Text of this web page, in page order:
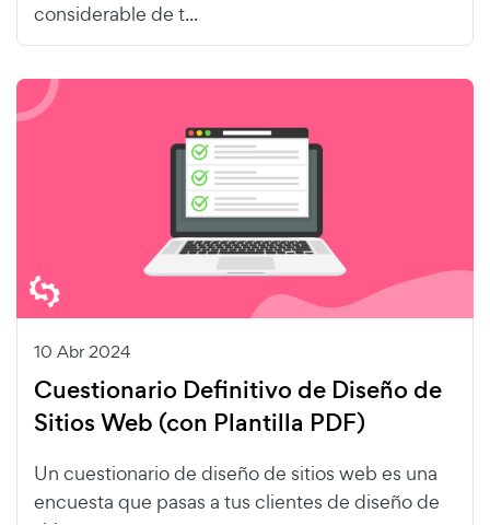
considerable de t...
10 Abr 2024
Cuestionario Definitivo de Diseño de
Sitios Web (con Plantilla PDF)
Un cuestionario de diseño de sitios web es una
encuesta que pasas a tus clientes de diseño de